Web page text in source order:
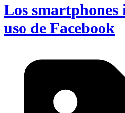
Los smartphones
uso de Facebook